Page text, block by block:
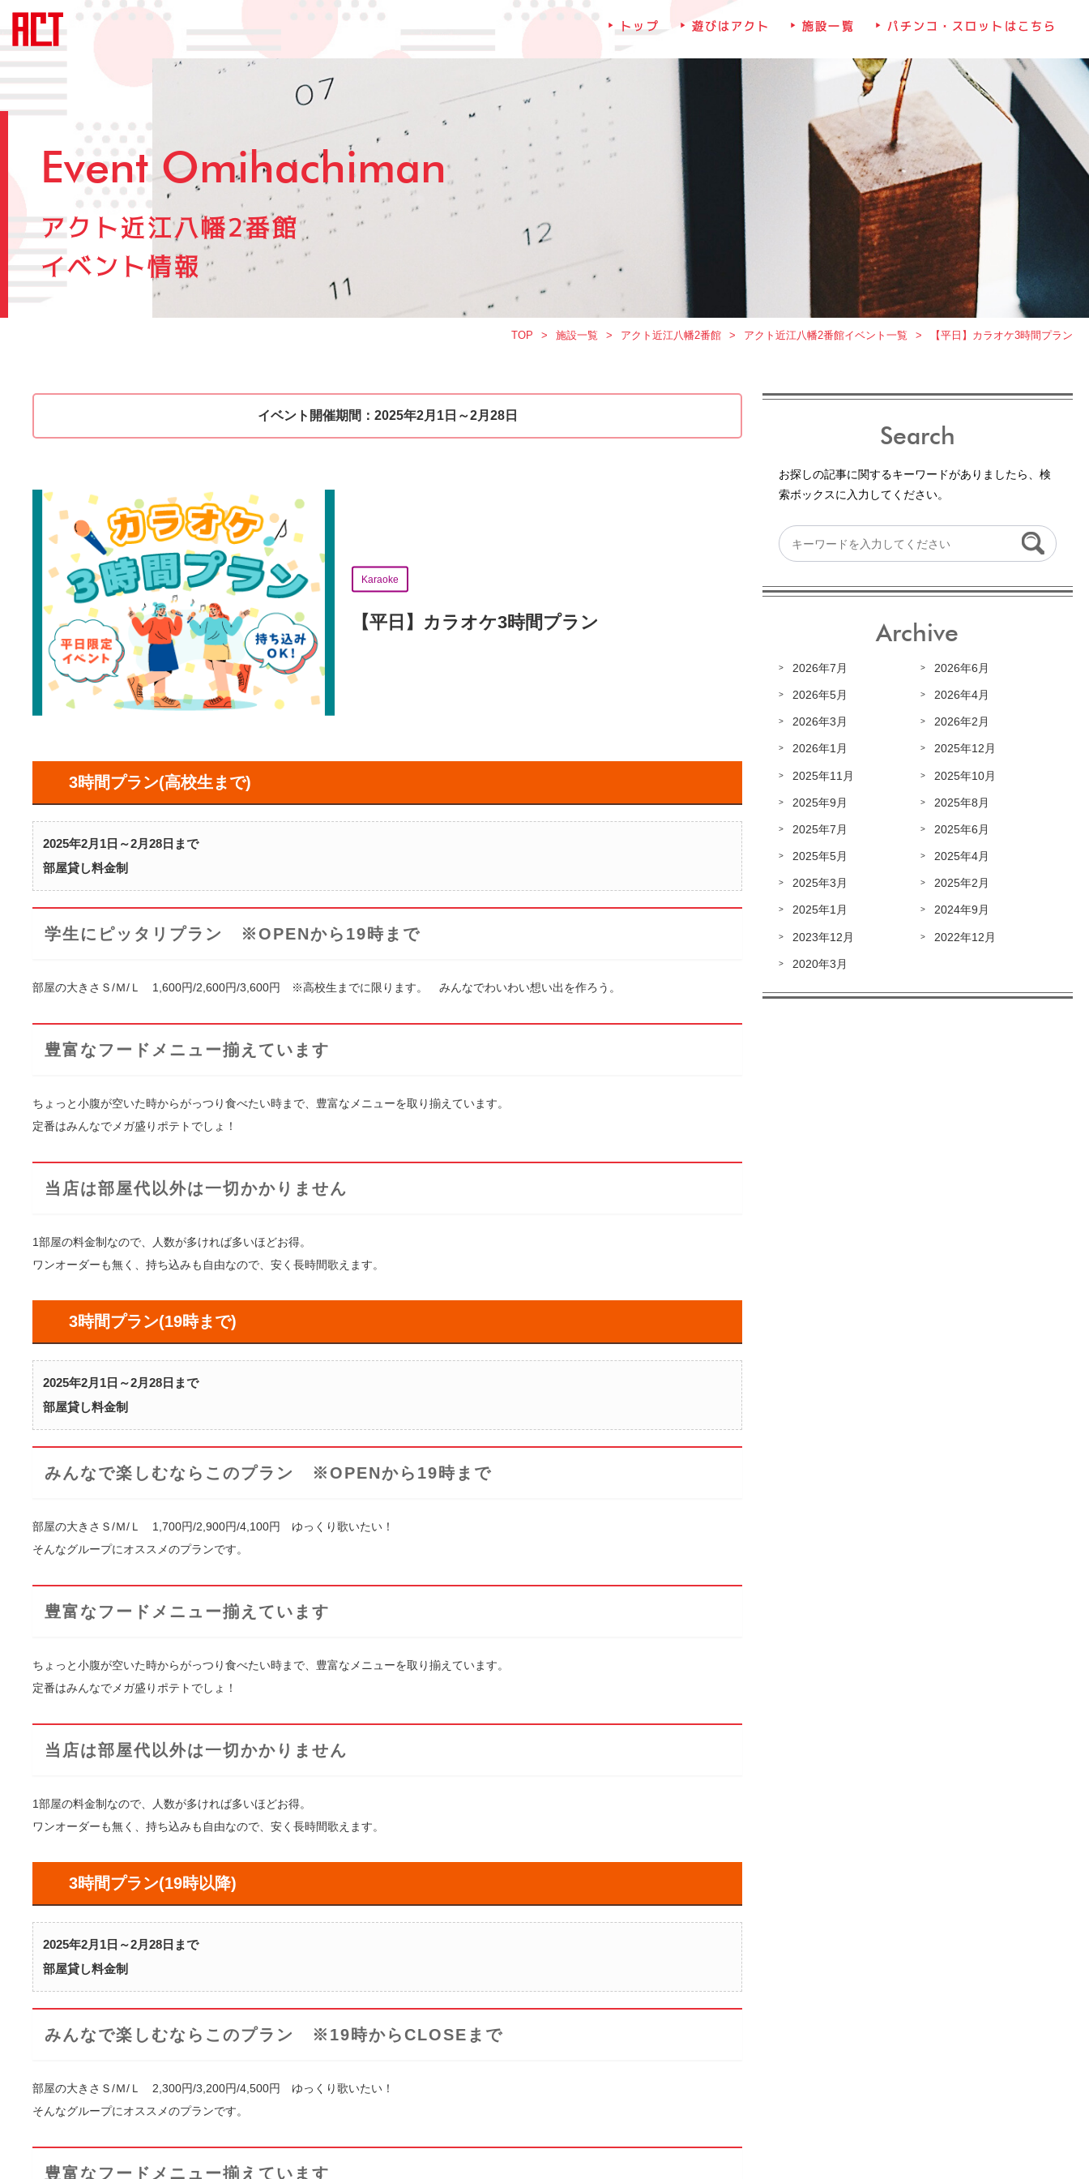
トップ 遊びはアクト 施設一覧 パチンコ・スロットはこちら
Event Omihachiman
アクト近江八幡2番館
イベント情報
TOP 施設一覧 アクト近江八幡2番館 アクト近江八幡2番館イベント一覧 【平日】カラオケ3時間プラン
イベント開催期間： 2025年2月1日～2月28日
Karaoke
【平日】カラオケ3時間プラン
3時間プラン(高校生まで)
2025年2月1日～2月28日まで
部屋貸し料金制
学生にピッタリプラン ※OPENから19時まで
部屋の大きさＳ/Ｍ/Ｌ 1,600円/2,600円/3,600円 ※高校生までに限ります。 みんなでわいわい想い出を作ろう。
豊富なフードメニュー揃えています
ちょっと小腹が空いた時からがっつり食べたい時まで、豊富なメニューを取り揃えています。
定番はみんなでメガ盛りポテトでしょ！
当店は部屋代以外は一切かかりません
1部屋の料金制なので、人数が多ければ多いほどお得。
ワンオーダーも無く、持ち込みも自由なので、安く長時間歌えます。
3時間プラン(19時まで)
2025年2月1日～2月28日まで
部屋貸し料金制
みんなで楽しむならこのプラン ※OPENから19時まで
部屋の大きさＳ/Ｍ/Ｌ 1,700円/2,900円/4,100円 ゆっくり歌いたい！
そんなグループにオススメのプランです。
豊富なフードメニュー揃えています
ちょっと小腹が空いた時からがっつり食べたい時まで、豊富なメニューを取り揃えています。
定番はみんなでメガ盛りポテトでしょ！
当店は部屋代以外は一切かかりません
1部屋の料金制なので、人数が多ければ多いほどお得。
ワンオーダーも無く、持ち込みも自由なので、安く長時間歌えます。
3時間プラン(19時以降)
2025年2月1日～2月28日まで
部屋貸し料金制
みんなで楽しむならこのプラン ※19時からCLOSEまで
部屋の大きさＳ/Ｍ/Ｌ 2,300円/3,200円/4,500円 ゆっくり歌いたい！
そんなグループにオススメのプランです。
豊富なフードメニュー揃えています
Search
お探しの記事に関するキーワードがありましたら、検
索ボックスに入力してください。
Archive
2026年7月 2026年6月
2026年5月 2026年4月
2026年3月 2026年2月
2026年1月 2025年12月
2025年11月 2025年10月
2025年9月 2025年8月
2025年7月 2025年6月
2025年5月 2025年4月
2025年3月 2025年2月
2025年1月 2024年9月
2023年12月 2022年12月
2020年3月